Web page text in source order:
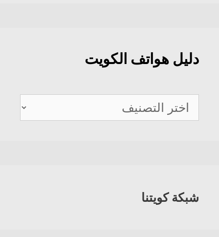
دليل هواتف الكويت
دليل
هواتف
شبكة كويتنا